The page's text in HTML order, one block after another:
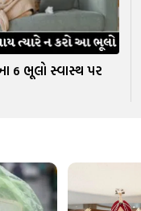
6 ભૂલો સ્વાસ્થ પર